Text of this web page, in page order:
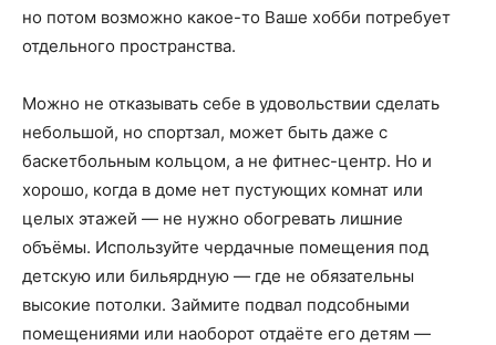
но потом возможно какое-то Ваше хобби потребует
отдельного пространства.
Можно не отказывать себе в удовольствии сделать
небольшой, но спортзал, может быть даже с
баскетбольным кольцом, а не фитнес-центр. Но и
хорошо, когда в доме нет пустующих комнат или
целых этажей — не нужно обогревать лишние
объёмы. Используйте чердачные помещения под
детскую или бильярдную — где не обязательны
высокие потолки. Займите подвал подсобными
помещениями или наоборот отдаёте его детям —